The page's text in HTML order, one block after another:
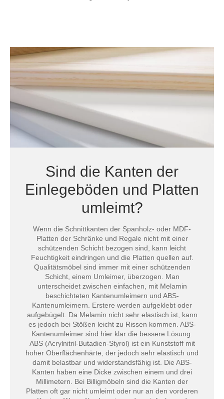
Sind die Kanten der
Einlegeböden und Platten
umleimt?
Wenn die Schnittkanten der Spanholz- oder MDF-
Platten der Schränke und Regale nicht mit einer
schützenden Schicht bezogen sind, kann leicht
Feuchtigkeit eindringen und die Platten quellen auf.
Qualitätsmöbel sind immer mit einer schützenden
Schicht, einem Umleimer, überzogen. Man
unterscheidet zwischen einfachen, mit Melamin
beschichteten Kantenumleimern und ABS-
Kantenumleimern. Erstere werden aufgeklebt oder
aufgebügelt. Da Melamin nicht sehr elastisch ist, kann
es jedoch bei Stößen leicht zu Rissen kommen. ABS-
Kantenumleimer sind hier klar die bessere Lösung.
ABS (Acrylnitril-Butadien-Styrol) ist ein Kunststoff mit
hoher Oberflächenhärte, der jedoch sehr elastisch und
damit belastbar und widerstandsfähig ist. Die ABS-
Kanten haben eine Dicke zwischen einem und drei
Millimetern. Bei Billigmöbeln sind die Kanten der
Platten oft gar nicht umleimt oder nur an den vorderen